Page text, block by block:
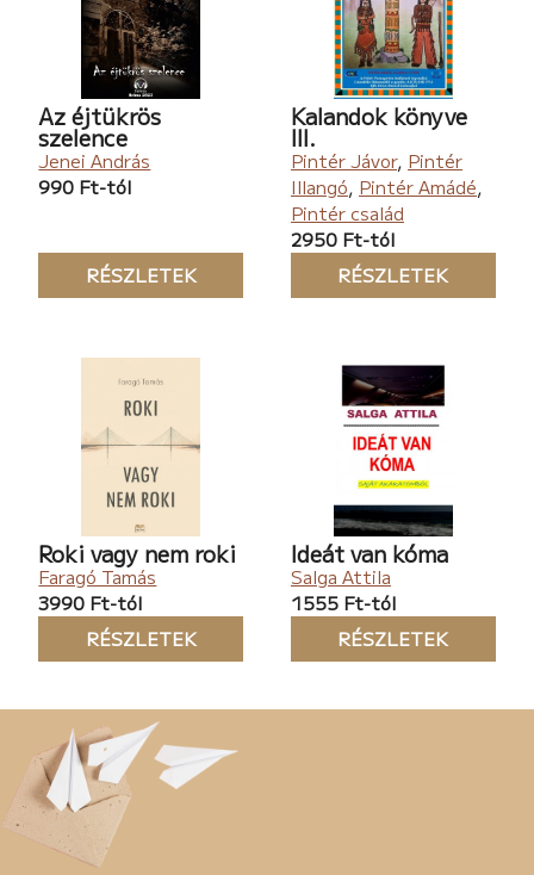
Az éjtükrös
szelence
Jenei András
990 Ft-tól
RÉSZLETEK
Kalandok könyve
III.
Pintér Jávor, Pintér
Illangó, Pintér Amádé,
Pintér család
2950 Ft-tól
RÉSZLETEK
Roki vagy nem roki
Faragó Tamás
3990 Ft-tól
RÉSZLETEK
Ideát van kóma
Salga Attila
1555 Ft-tól
RÉSZLETEK